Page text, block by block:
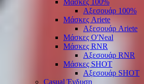
Μάσκες 100%
Αξεσουάρ 100%
Μάσκες Ariete
Αξεσουάρ Ariete
Μάσκες O'Neal
Μάσκες RNR
Αξεσουάρ RNR
Μάσκες SHOT
Αξεσουάρ SHOT
Casual Ένδυση